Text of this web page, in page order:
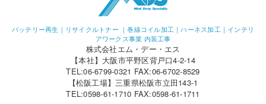
バッテリー再生｜リサイクルトナー ｜巻線コイル加工｜ハーネス加工｜インテリ
アワークス事業 内装工事
株式会社エム・デー・エス
【本社】大阪市平野区背戸口4-2-14
TEL:06-6799-0321 FAX:06-6702-8529
【松阪工場】三重県松阪市立田143-1
TEL:0598-61-1710 FAX:0598-61-1711